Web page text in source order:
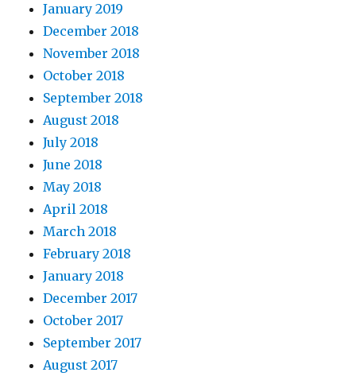
January 2019
December 2018
November 2018
October 2018
September 2018
August 2018
July 2018
June 2018
May 2018
April 2018
March 2018
February 2018
January 2018
December 2017
October 2017
September 2017
August 2017